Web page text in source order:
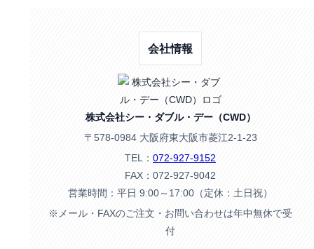
会社情報
株式会社シー・ダブル・デー（CWD）
〒578-0984 大阪府東大阪市菱江2-1-23
TEL： 072-927-9152
FAX：072-927-9042
営業時間：平日 9:00～17:00（定休：土日祝）
※メール・FAXのご注文・お問い合わせは年中無休で受
付